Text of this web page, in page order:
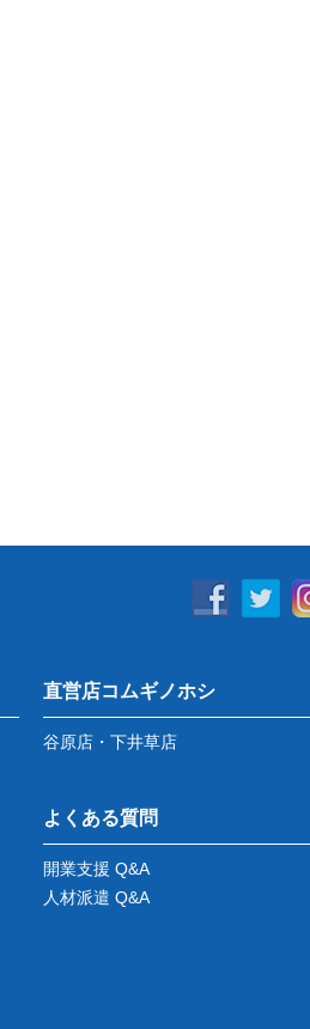
直営店コムギノホシ
谷原店・下井草店
よくある質問
開業支援 Q&A
人材派遣 Q&A